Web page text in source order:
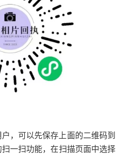
，可以先保存上面的二维码到
一扫功能，在扫描页面中选择